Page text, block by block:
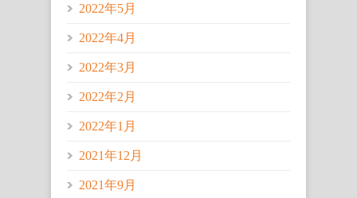
2022年5月
2022年4月
2022年3月
2022年2月
2022年1月
2021年12月
2021年9月